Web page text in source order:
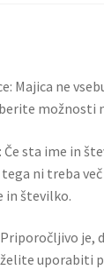
Majica ne
možnosti
sta ime in
ni treba
in številko.
je,
uporabiti